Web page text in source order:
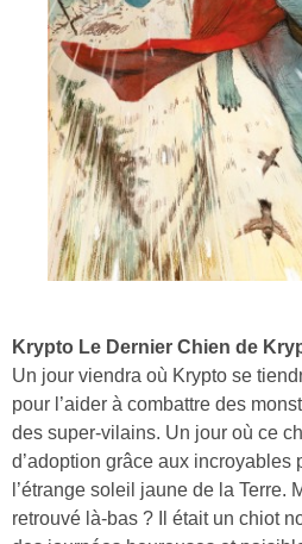
Krypto Le Dernier Chien de
Un jour viendra où Krypto se
pour l’aider à combattre des
des super-vilains. Un jour où ce
d’adoption grâce aux incroyables
l’étrange soleil jaune de la Terre.
retrouvé là-bas ? Il était un chiot